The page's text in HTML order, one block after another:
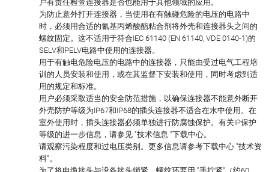
户有责任检查连接器是否也能用于其他领域的应用。
为防止意外打开连接器，当使用在有触碰危险的电压的电路中
时，必须用合适的氰基丙烯酸酯粘合剂将外壳和连接器头之间的
螺纹固定。这不适用于符合IEC 61140 (EN 61140, VDE 0140-1)的
SELV和PELV电路中使用的连接器。
用于有触电危险电压的电路中的连接器，只能由受过电气工程培
训的人员安装和使用，或在其监督下安装和使用，同时考虑到适
用的规定和标准。
用户必须采取适当的安全防范措施，以确保连接器不能意外断开
外壳防护等级为IP67和IP68的插头连接器不适合在水中使用。在
室外使用时，插头连接器必须单独进行防腐蚀保护。有关IP保护
等级的进一步信息，请参见 "技术信息 "下载中心。
请观察污染程度和过电压类别。更多信息请参考下载中心 "技术资
料"。